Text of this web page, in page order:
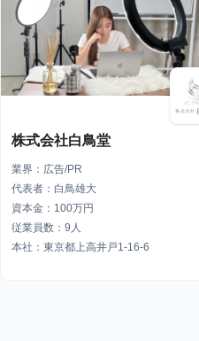
株式会社白鳥堂
業界：広告/PR
代表者：白鳥雄大
資本金：100万円
従業員数：9人
本社：東京都上高井戸1-16-6